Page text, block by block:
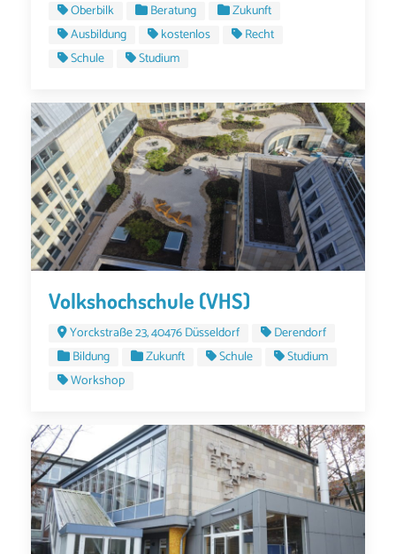
Oberbilk
Beratung
Zukunft
Ausbildung
kostenlos
Recht
Schule
Studium
Volkshochschule (VHS)
Yorckstraße 23, 40476 Düsseldorf
Derendorf
Bildung
Zukunft Schule
Studium
Workshop